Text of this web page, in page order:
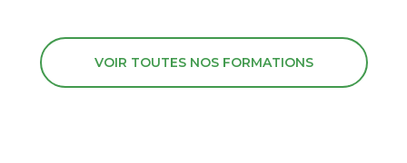
VOIR TOUTES NOS FORMATIONS